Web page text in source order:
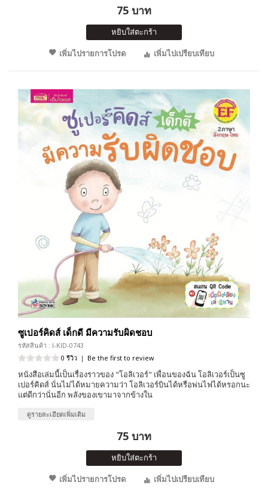
75 บาท
หยิบใส่ตะกร้า
เพิ่มไปรายการโปรด
เพิ่มไปเปรียบเทียบ
ซูเปอร์คิดส์ เด็กดี มีความรับผิดชอบ
รหัสสินค้า : I-KID-0743
0 รีวิว | Be the first to review
หนังสือเล่มนี้เป็นเรื่องราวของ "โอลิเวอร์" เพื่อนของฉัน โอลิเวอร์เป็นซู
เปอร์คิดส์ นั่นไม่ได้หมายความว่า โอลิเวอร์บินได้หรือพ่นไฟได้หรอกนะ
แต่ดีกว่านั่นอีก พลังของเขามาจากข้างใน
ดูรายละเอียดเพิ่มเติม
75 บาท
หยิบใส่ตะกร้า
เพิ่มไปรายการโปรด
เพิ่มไปเปรียบเทียบ